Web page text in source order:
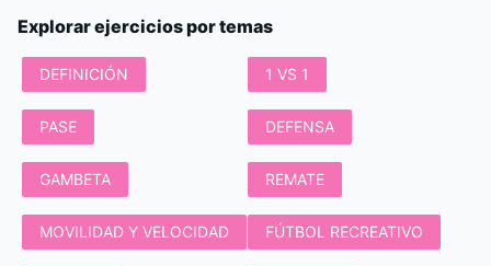
Explorar ejercicios por temas
DEFINICIÓN 1 VS 1
PASE DEFENSA
GAMBETA REMATE
MOVILIDAD Y VELOCIDAD FÚTBOL RECREATIVO